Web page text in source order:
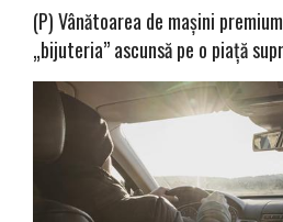
(P) Vânătoarea de mașini
„bijuteria” ascunsă pe o piață